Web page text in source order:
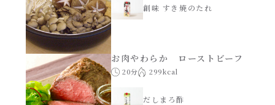
創味 すき焼のたれ
お肉やわらか ローストビーフ
20分 299kcal
だしまろ酢